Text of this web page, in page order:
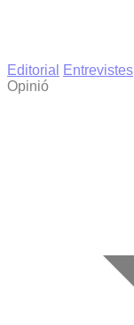
Editorial
Entrevistes
Opinió